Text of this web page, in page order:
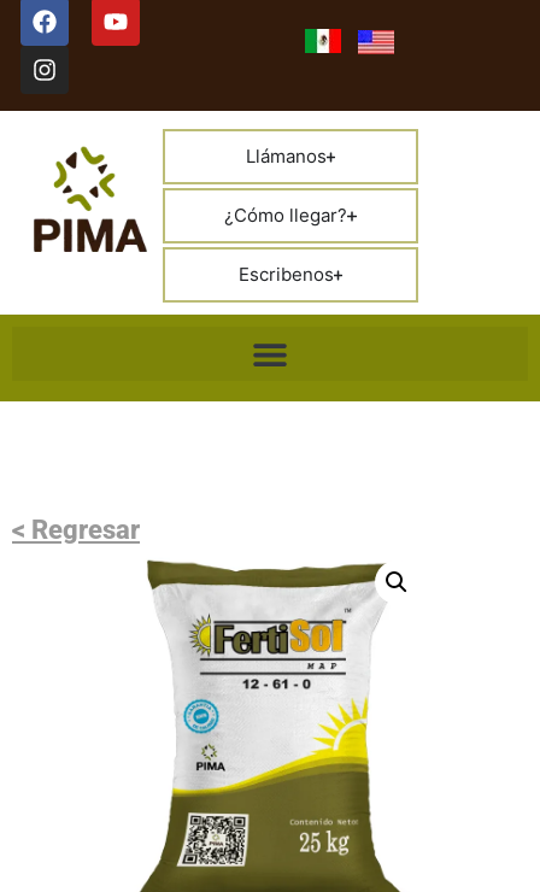
Llámanos
¿Cómo llegar?
Escribenos
< Regresar